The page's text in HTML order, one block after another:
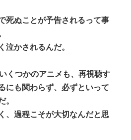
死ぬことが予告されるって事
泣かされるんだ。
くつかのアニメも、再視聴す
にも関わらず、必ずといって
。
、過程こそが大切なんだと思